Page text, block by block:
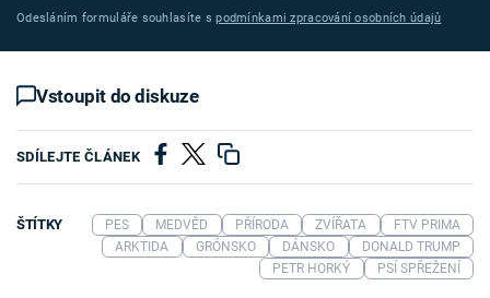
Odesláním formuláře souhlasíte spodmínkami zpracování osobních údajů
Vstoupit do diskuze
SDÍLEJTE ČLÁNEK
ŠTÍTKY PES MEDVĚD PŘÍRODA ZVÍŘATA
FTV PRIMA
ARKTIDA
GRÓNSKO DÁNSKO
DONALD TRUMP
PETR HORKÝ
PSÍ SPŘEŽENÍ